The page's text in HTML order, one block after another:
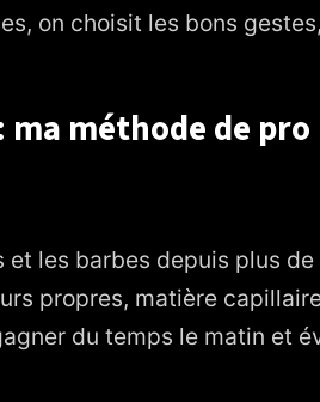
du soir, testée derrière le fauteuil
trousse efficace
on choisit les bons
ma méthode de
les barbes depuis plus
propres, matière
du temps le matin et